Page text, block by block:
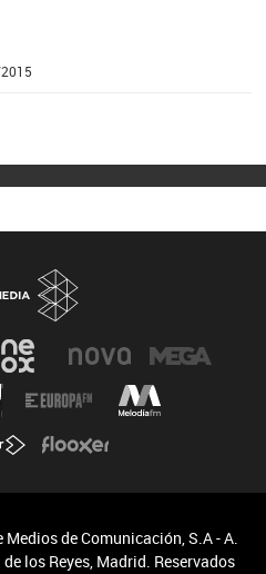
de Comunicación, S.A - A.
los Reyes, Madrid. Reservados